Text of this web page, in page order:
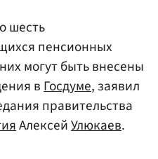
шесть
пенсионных
могут быть внесены
в Госдуме, заявил
правительства
АлексейУлюкаев.